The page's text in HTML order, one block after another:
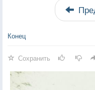
Конец
Сохранить